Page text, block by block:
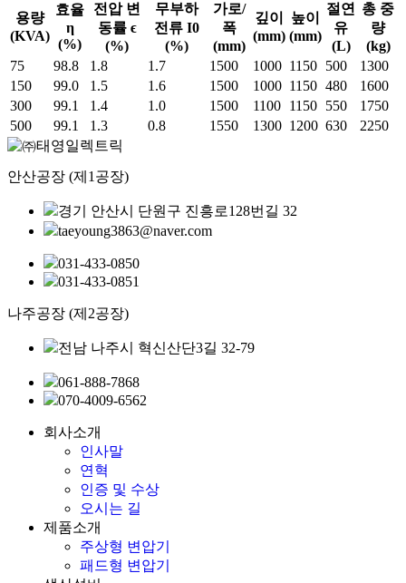
용량
(KVA)
효율
η
(%)
전압 변
동률 ϵ
(%)
무부하
전류 I0​
(%)
가로/
폭
(mm)
깊이
(mm)
높이
(mm)
절연
유
(L)
총 중
량
(kg)
75
98.8 1.8 1.7 1500 1000 1150 500
1300
150
99.0 1.5 1.6 1500 1000 1150 480
1600
300
99.1 1.4 1.0 1500 1100 1150 550
1750
500
99.1 1.3 0.8 1550 1300 1200 630 2250
안산공장 (제1공장)
경기 안산시 단원구 진흥로128번길 32
taeyoung3863@naver.com
031-433-0850
031-433-0851
나주공장 (제2공장)
전남 나주시 혁신산단3길 32-79
061-888-7868
070-4009-6562
회사소개
인사말
연혁
인증 및 수상
오시는 길
제품소개
주상형 변압기
패드형 변압기